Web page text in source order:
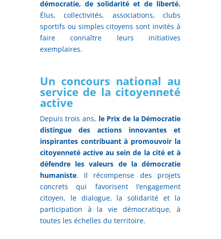
démocratie, de solidarité et de liberté.
Élus, collectivités, associations, clubs
sportifs ou simples citoyens sont invités à
faire connaître leurs initiatives
exemplaires.
Un concours national au
service de la citoyenneté
active
Depuis trois ans, le Prix de la Démocratie
distingue des actions innovantes et
inspirantes contribuant à promouvoir la
citoyenneté active au sein de la cité et à
défendre les valeurs de la démocratie
humaniste. Il récompense des projets
concrets qui favorisent l’engagement
citoyen, le dialogue, la solidarité et la
participation à la vie démocratique, à
toutes les échelles du territoire.